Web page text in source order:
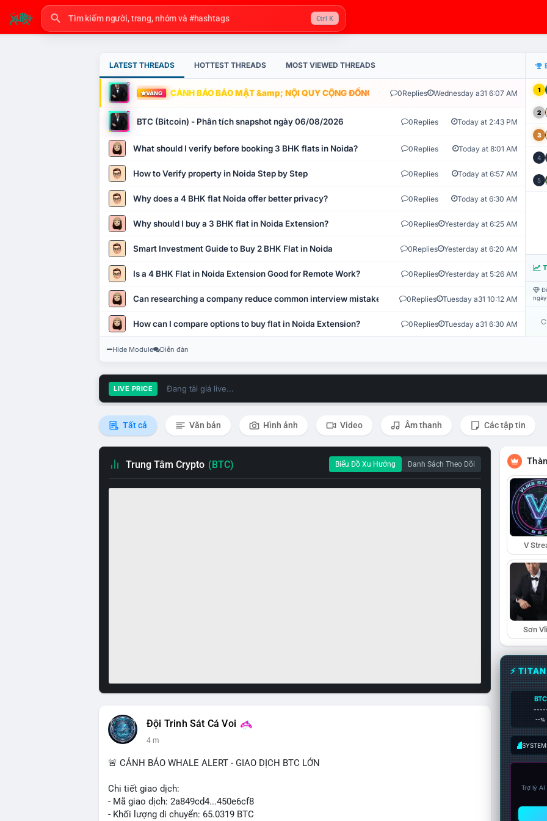
Ctrl K
LATEST THREADS HOTTEST THREADS MOST VIEWED THREADS
VÀNG CẢNH BÁO BẢO MẬT &amp; NỘI QUY CỘNG ĐỒNG VLIKE.VN: HỆ THỐNG GIÁM SÁT TỰ
0Replies Wednesday a31 6:07 AM
BTC (Bitcoin) - Phân tích snapshot ngày 06/08/2026 0Replies Today at 2:43 PM
What should I verify before booking 3 BHK flats in Noida? 0Replies Today at 8:01 AM
How to Verify property in Noida Step by Step 0Replies Today at 6:57 AM
Why does a 4 BHK flat Noida offer better privacy? 0Replies Today at 6:30 AM
Why should I buy a 3 BHK flat in Noida Extension? 0Replies Yesterday at 6:25 AM
Smart Investment Guide to Buy 2 BHK Flat in Noida 0Replies Yesterday at 6:20 AM
Is a 4 BHK Flat in Noida Extension Good for Remote Work? 0Replies Yesterday at 5:26 AM
Can researching a company reduce common interview mistakes? 0Replies Tuesday a31 10:12 AM
How can I compare options to buy flat in Noida Extension? 0Replies Tuesday a31 6:30 AM
1
2
3
4
5
Hide Module Diễn đàn
LIVE PRICE Đang tải giá live...
Tất cả Văn bản Hình ảnh Video Âm thanh Các tập tin
Trung Tâm Crypto (BTC) Biểu Đồ Xu Hướng Danh Sách Theo Dõi
Đội Trinh Sát Cá Voi
4 m
🚨 CẢNH BÁO WHALE ALERT - GIAO DỊCH BTC LỚN
Chi tiết giao dịch:
- Mã giao dịch: 2a849cd4...450e6cf8
- Khối lượng di chuyển: 65.0319 BTC
V
Sơn
⚡
BTC
--%
Trợ lý